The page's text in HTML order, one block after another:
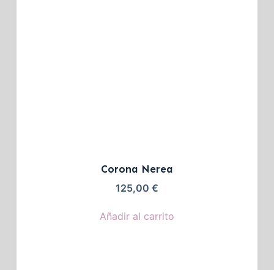
Corona Nerea
125,00 €
Añadir al carrito